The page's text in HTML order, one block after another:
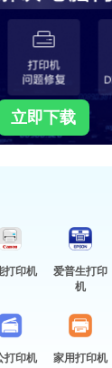
立即下载
打印机
爱普生打印
机
打印机 家用打印机